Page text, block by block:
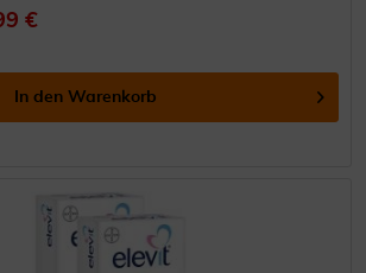
€
In den Warenkorb